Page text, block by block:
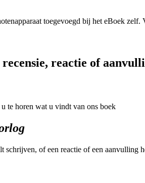
toegevoegd bij het eBoek zelf.
reactie of
te horen wat u vindt van ons boek
schrijven, of een reactie of een